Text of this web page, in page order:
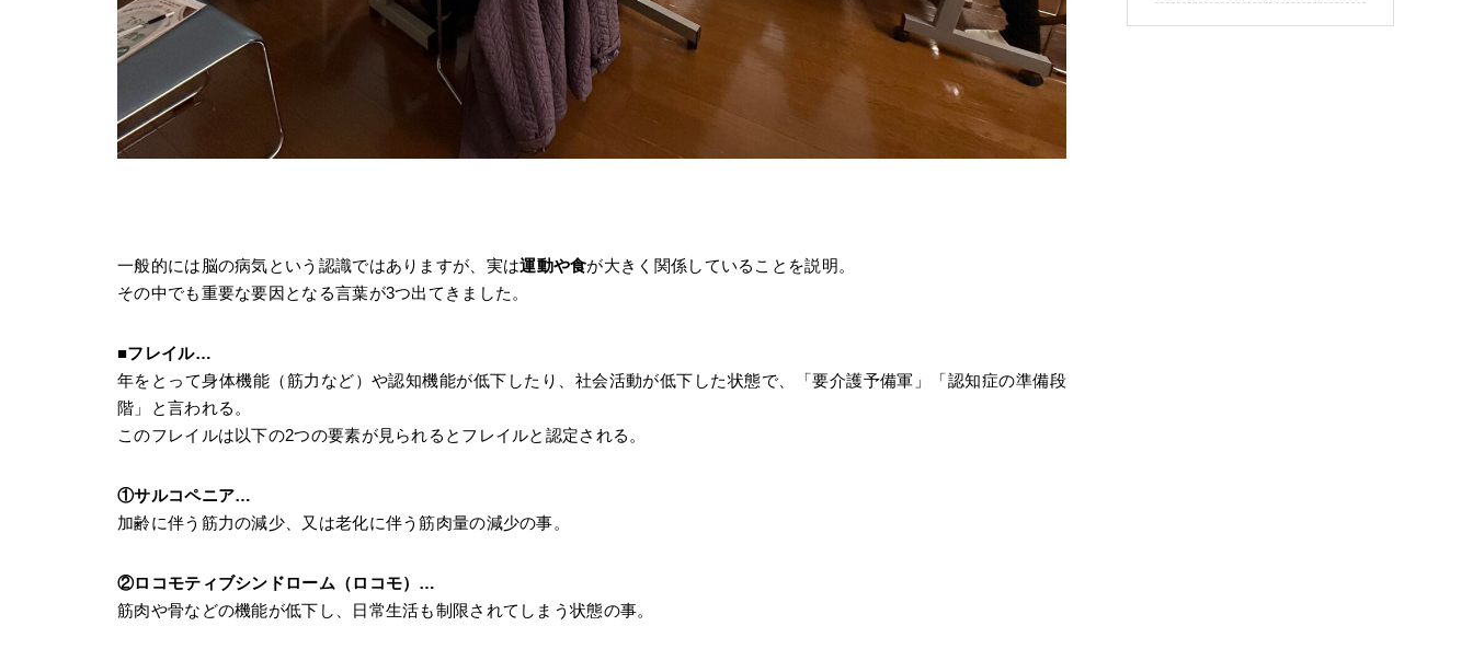
一般的には脳の病気という認識ではありますが、実は運動や食が大きく関係していることを説明。
その中でも重要な要因となる言葉が3つ出てきました。
■フレイル…
年をとって身体機能（筋力など）や認知機能が低下したり、社会活動が低下した状態で、「要介護予備軍」「認知症の準備段
階」と言われる。
このフレイルは以下の2つの要素が見られるとフレイルと認定される。
①サルコペニア…
加齢に伴う筋力の減少、又は老化に伴う筋肉量の減少の事。
②ロコモティブシンドローム（ロコモ）…
筋肉や骨などの機能が低下し、日常生活も制限されてしまう状態の事。